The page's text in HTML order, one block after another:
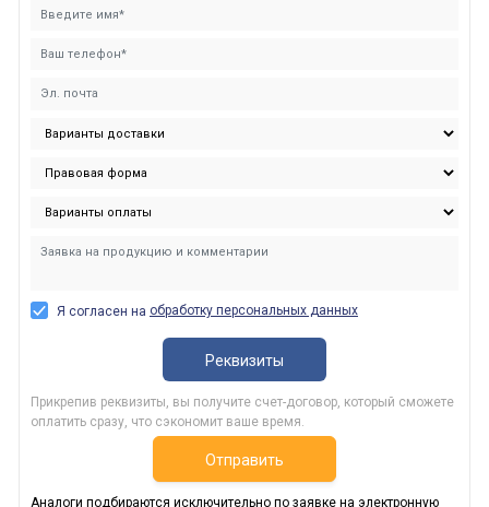
Я согласен на обработку персональных данных
Реквизиты
Прикрепив реквизиты, вы получите счет-договор, который сможете
оплатить сразу, что сэкономит ваше время.
Отправить
Аналоги подбираются исключительно по заявке на электронную